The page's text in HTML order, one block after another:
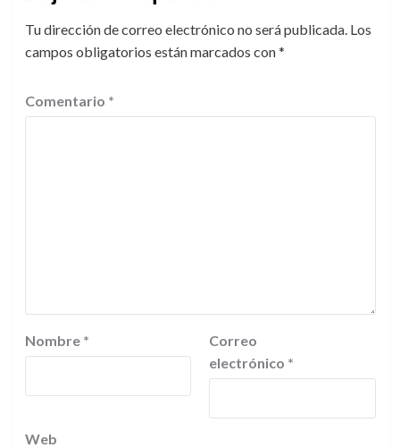
Tu dirección de correo electrónico no será publicada. Los
campos obligatorios están marcados con*
Comentario *
Nombre *
Correo
electrónico *
Web